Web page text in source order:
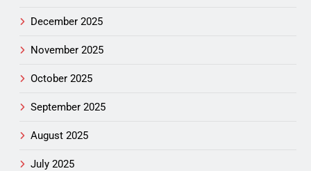
December 2025
November 2025
October 2025
September 2025
August 2025
July 2025